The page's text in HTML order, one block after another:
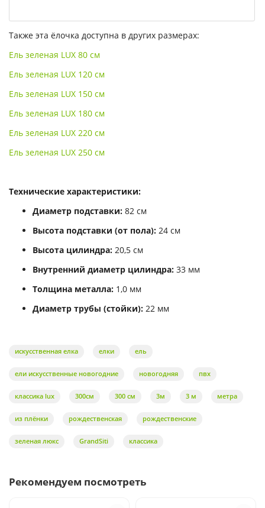
Также эта ёлочка доступна в других размерах:
Ель зеленая LUX 80 см
Ель зеленая LUX 120 см
Ель зеленая LUX 150 см
Ель зеленая LUX 180 см
Ель зеленая LUX 220 см
Ель зеленая LUX 250 см
Технические характеристики:
Диаметр подставки: 82 см
Высота подставки (от пола): 24 см
Высота цилиндра: 20,5 см
Внутренний диаметр цилиндра: 33 мм
Толщина металла: 1,0 мм
Диаметр трубы (стойки): 22 мм
искусственная елка елки ель
ели искусственные новогодние новогодняя пвх
классика lux 300см 300 см 3м 3 м метра
из плёнки рождественская рождественские
зеленая люкс GrandSiti классика
Рекомендуем посмотреть